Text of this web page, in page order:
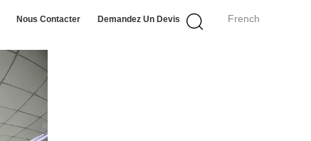
French
Nous Contacter Demandez Un Devis